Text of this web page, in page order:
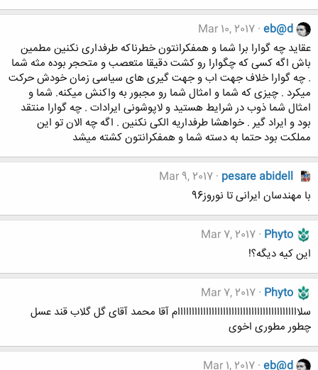
eb@d
Mar 10, 2017
عقاید چه گوارا برا شما و همفکرانتون خطرناکه طرفداری نکنین مطمین
باش اگه کسی که چگوارا رو کشت دقیقا متعصب و متحجر بوده مثه شما
. چه گوارا خلاف جهت اب و جهت گیری های سیاسی زمان خودش حرکت
میکرد . چیزی که شما و امثال شما رو مجبور به واکنش میکنه. شما و
امثال شما ذوب در شرایط هستید و لاپوشونی ایرادات . چه گوارا منتقد
بود و ایراد گیر . خواهشا طرفداریه الکی نکنین . اگه چه الان تو این
مملکت بود حتما به دسته شما و همفکرانتون کشته میشد
pesare abidell
Mar 9, 2017
با مهندسان ایرانی تا نوروز96
Phyto
Mar 7, 2017
این کیه دیگه؟!
Phyto
Mar 7, 2017
سلااااااااااااااااااااااااااااااااااااااااااام آقا محمد آقای گل گلاب قند عسل
چطور مطوری اخوی
eb@d
Mar 1, 2017